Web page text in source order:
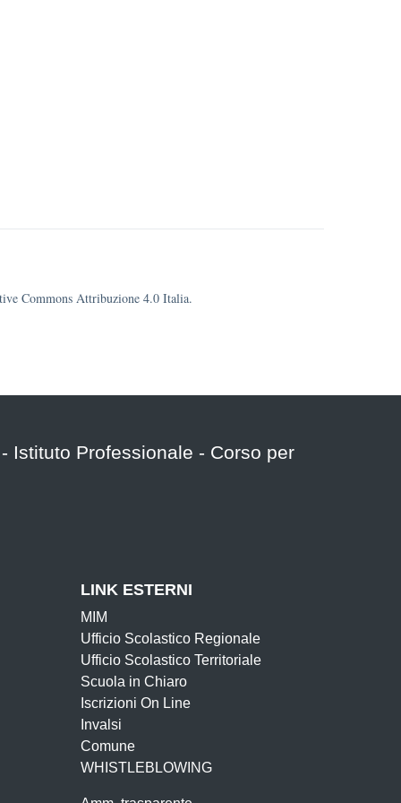
Commons Attribuzione 4.0 Italia.
Istituto Professionale - Corso per
LINK ESTERNI
MIM
Ufficio Scolastico Regionale
Ufficio Scolastico Territoriale
Scuola in Chiaro
Iscrizioni On Line
Invalsi
Comune
WHISTLEBLOWING